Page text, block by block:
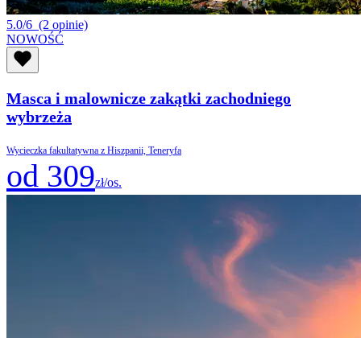
5.0/6 (2 opinie)
NOWOŚĆ
Masca i malownicze zakątki zachodniego
wybrzeża
Wycieczka fakultatywna z Hiszpanii, Teneryfa
od 309zł/os.